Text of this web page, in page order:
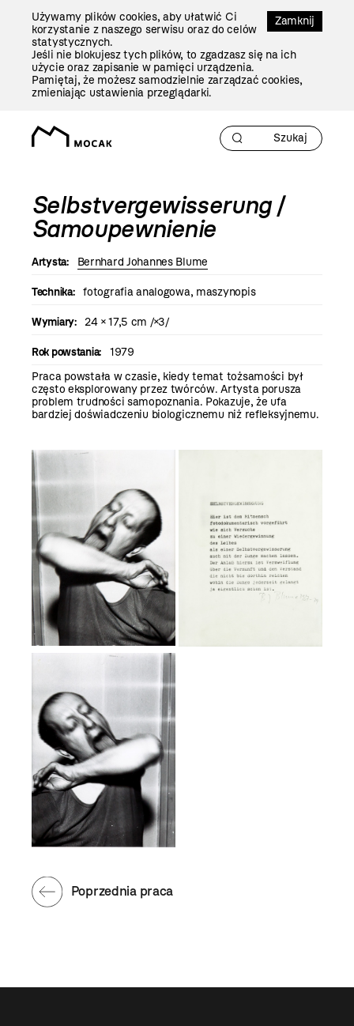
Zamknij
Używamy plików cookies, aby ułatwić Ci
korzystanie z naszego serwisu oraz do celów
statystycznych.
Jeśli nie blokujesz tych plików, to zgadzasz się na ich
użycie oraz zapisanie w pamięci urządzenia.
Pamiętaj, że możesz samodzielnie zarządzać cookies,
zmieniając ustawienia przeglądarki.
Selbstvergewisserung/
Samoupewnienie
Artysta: Bernhard Johannes Blume
Technika: fotografia analogowa, maszynopis
Wymiary: 24 × 17,5 cm /×3/
Rok powstania:
1979
Praca powstała w czasie, kiedy temat tożsamości był
często eksplorowany przez twórców. Artysta porusza
problem trudności samopoznania. Pokazuje, że ufa
bardziej doświadczeniu biologicznemu niż refleksyjnemu.
Poprzednia praca